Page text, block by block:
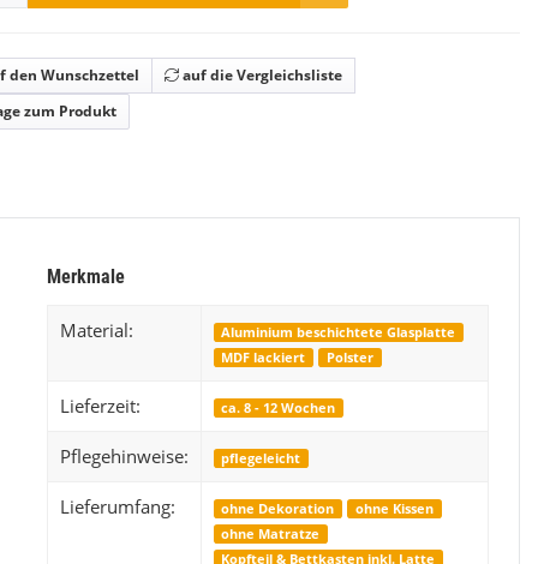
den Wunschzettel
auf die Vergleichsliste
zum Produkt
Merkmale
Material:
Aluminium beschichtete Glasplatte
MDF lackiert
Polster
Lieferzeit: ca. 8 - 12 Wochen
Pflegehinweise: pflegeleicht
Lieferumfang: ohne Dekoration
ohne Kissen
ohne Matratze
Kopfteil & Bettkasten inkl. Latte
Preis auf Anfrage